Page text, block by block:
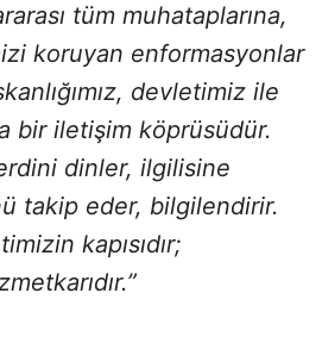
tüm muhataplarına,
koruyan enformasyonlar
devletimiz ile
bir iletişim köprüsüdür.
dinler, ilgilisine
takip eder, bilgilendirir.
kapısıdır;